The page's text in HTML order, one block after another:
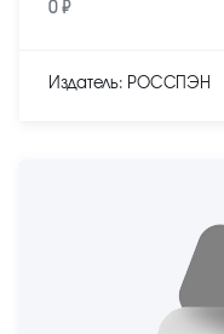
0 ₽
Издатель: РОССПЭН